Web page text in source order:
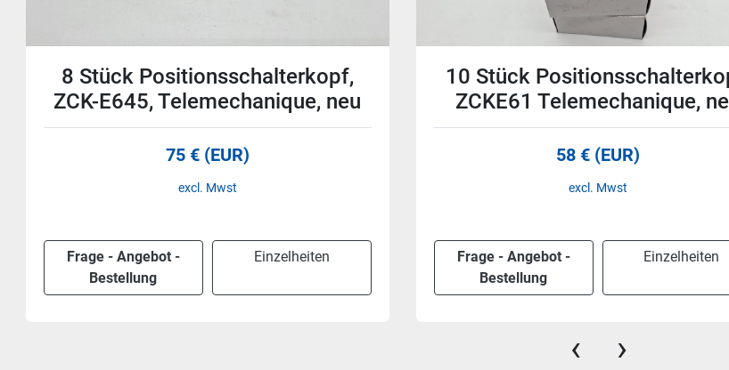
10 Stück Positionsschalterkopf,
ZCKE61 Telemechanique, neu
58 € (EUR)
excl. Mwst
Frage - Angebot -
Bestellung
Einzelheiten
5 Stück Betätiger für
Positionsschalter, XCS Z03,
Telemechanique, neu
49 € (EUR)
Frage - Angebot -
Bestellung
Einzelheiten
‹ ›